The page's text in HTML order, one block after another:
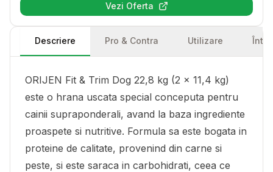
Vezi Oferta(se deschide într-o filă nouă)
Descriere Pro & Contra Utilizare
ORIJEN Fit & Trim Dog 22,8 kg (2 x 11,4 kg)
este o hrana uscata special conceputa pentru
cainii supraponderali, avand la baza ingrediente
proaspete si nutritive. Formula sa este bogata in
proteine de calitate, provenind din carne si
peste, si este saraca in carbohidrati, ceea ce